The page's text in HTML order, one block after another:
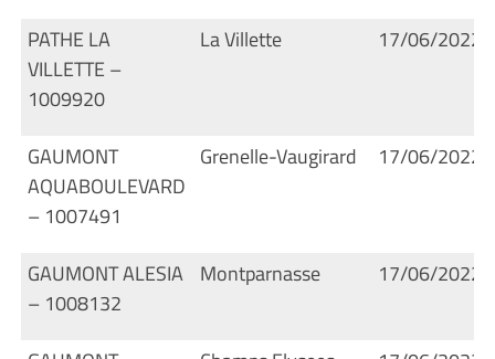
PATHE LA
VILLETTE –
1009920
La Villette 17/06/2022
GAUMONT
AQUABOULEVARD
– 1007491
Grenelle-Vaugirard 17/06/2022
GAUMONT ALESIA
– 1008132
Montparnasse 17/06/2022